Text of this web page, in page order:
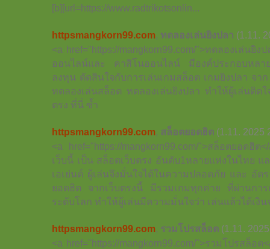
[b][url=https://www.radtrikotsonlin...
httpsmangkorn99.com, ทดลองเล่นยิงปลา (1.11.
<a href="https://mangkorn99.com/">ทดลองเล่นยิ
ออนไลน์และ คาสิโนออนไลน์ มีองค์ประกอบหลา
ลงทุน ตัดสินใจกับการเล่นเกมสล็อต เกมยิงปลา จา
ทดลองเล่นสล็อต ทดลองเล่นยิงปลา ทำให้ผู้เล่นติด
ตรง ที่นี่ ซ้ำ
httpsmangkorn99.com, สล็อตยอดฮิต (1.11. 2025
<a href="https://mangkorn99.com/">สล็อตยอดฮิต
เว็บนี้ เป็น สล็อตเว็บตรง อันดับ1หลายแห่งในไทย แ
เอเย่นต์ ผู้เล่นจึงมั่นใจได้ในความปลอดภัย และ อัต
ยอดฮิต จากเว็บตรงนี้ มีรวมเกมทุกค่าย ที่ผ่านกา
ระดับโลก ทำให้ผู้เล่นมีความมั่นใจว่า เล่นแล้วได้เงิ
httpsmangkorn99.com, รวมโปรสล็อต (1.11.
<a href="https://mangkorn99.com/">รวมโปรสล็อ